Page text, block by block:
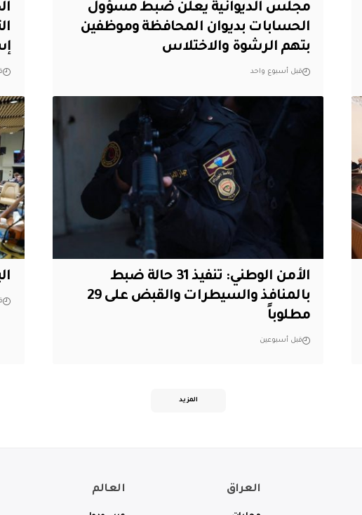
مجلس الديوانية يعلن ضبط مسؤول
الحسابات بديوان المحافظة وموظفين
بتهم الرشوة والاختلاس
قبل أسبوع واحد
الأمن الوطني: تنفيذ 31 حالة ضبط
بالمنافذ والسيطرات والقبض على 29
مطلوباً
قبل أسبوعين
المزيد
العراق العالم